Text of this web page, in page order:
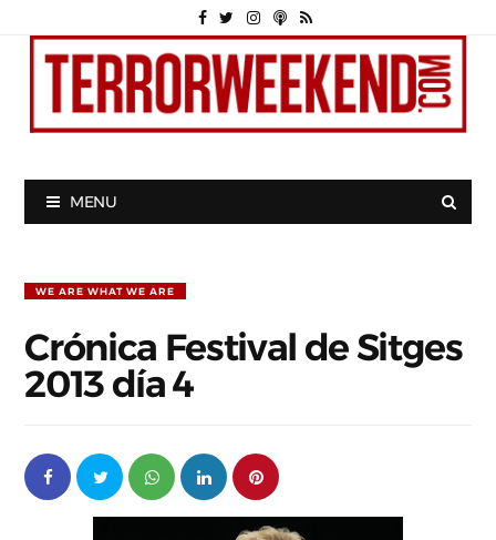
MENU
WE ARE WHAT WE ARE
Crónica Festival de Sitges
2013 día 4